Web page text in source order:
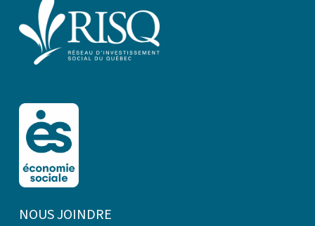
NOUS JOINDRE